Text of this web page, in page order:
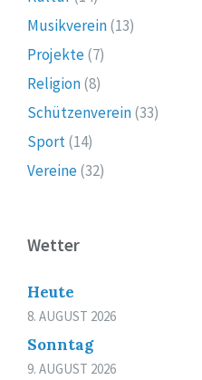
Musikverein(13)
Projekte(7)
Religion(8)
Schützenverein(33)
Sport(14)
Vereine(32)
Wetter
Heute
8. AUGUST 2026
Sonntag
9. AUGUST 2026